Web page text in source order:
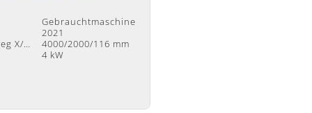
Gebrauchtmaschine
2021
Verfahrweg X/Y/Z
4000/2000/116 mm
4 kW